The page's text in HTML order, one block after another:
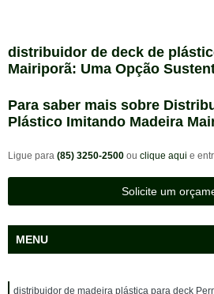
distribuidor de deck de
Mairiporã: Uma Opção
Para saber mais sobre
Plástico Imitando Madeira
Ligue para (85) 3250-2500 ou clique aqui e
Solicite um
MENU
distribuidor de madeira plástica para deck